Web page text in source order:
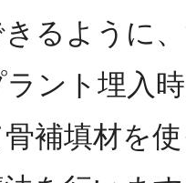
るように
ント埋入
補填材を